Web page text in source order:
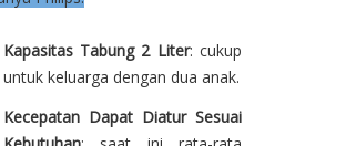
Kapasitas Tabung 2 Liter: cukup
untuk keluarga dengan dua anak.
Kecepatan Dapat Diatur Sesuai